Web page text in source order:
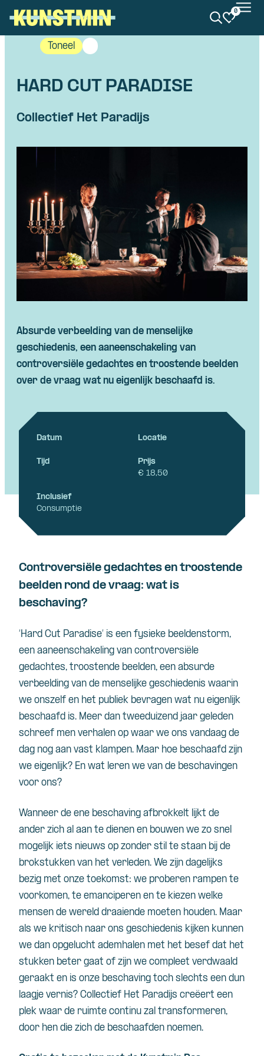
Skip navigatie
0
Toneel
HARD CUT PARADISE
Collectief Het Paradijs
Absurde verbeelding van de menselijke
geschiedenis, een aaneenschakeling van
controversiële gedachtes en troostende beelden
over de vraag wat nu eigenlijk beschaafd is.
Datum Locatie
Tijd
Prijs
€ 18,50
Inclusief
Consumptie
Controversiële gedachtes en troostende
beelden rond de vraag: wat is
beschaving?
‘Hard Cut Paradise’ is een fysieke beeldenstorm,
een aaneenschakeling van controversiële
gedachtes, troostende beelden, een absurde
verbeelding van de menselijke geschiedenis waarin
we onszelf en het publiek bevragen wat nu eigenlijk
beschaafd is. Meer dan tweeduizend jaar geleden
schreef men verhalen op waar we ons vandaag de
dag nog aan vast klampen. Maar hoe beschaafd zijn
we eigenlijk? En wat leren we van de beschavingen
voor ons?
Wanneer de ene beschaving afbrokkelt lijkt de
ander zich al aan te dienen en bouwen we zo snel
mogelijk iets nieuws op zonder stil te staan bij de
brokstukken van het verleden. We zijn dagelijks
bezig met onze toekomst: we proberen rampen te
voorkomen, te emanciperen en te kiezen welke
mensen de wereld draaiende moeten houden. Maar
als we kritisch naar ons geschiedenis kijken kunnen
we dan opgelucht ademhalen met het besef dat het
stukken beter gaat of zijn we compleet verdwaald
geraakt en is onze beschaving toch slechts een dun
laagje vernis? Collectief Het Paradijs creëert een
plek waar de ruimte continu zal transformeren,
door hen die zich de beschaafden noemen.